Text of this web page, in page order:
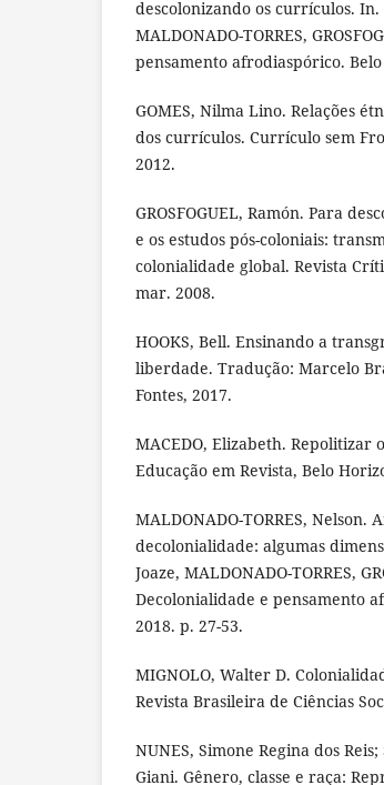
descolonizando os currículos. In.
MALDONADO-TORRES,
pensamento afrodiaspórico.
GOMES, Nilma Lino. Relações
dos currículos. Currículo sem
2012.
GROSFOGUEL, Ramón. Para
e os estudos pós-coloniais:
colonialidade global. Revista
mar. 2008.
HOOKS, Bell. Ensinando a
liberdade. Tradução: Marcelo
Fontes, 2017.
MACEDO, Elizabeth.
Educação em Revista, Belo
MALDONADO-TORRES,
decolonialidade: algumas
Joaze, MALDONADO-TORRES,
Decolonialidade e pensamento
2018. p. 27-53.
MIGNOLO, Walter D.
Revista Brasileira de Ciências
NUNES, Simone Regina dos
Giani. Gênero, classe e raça: